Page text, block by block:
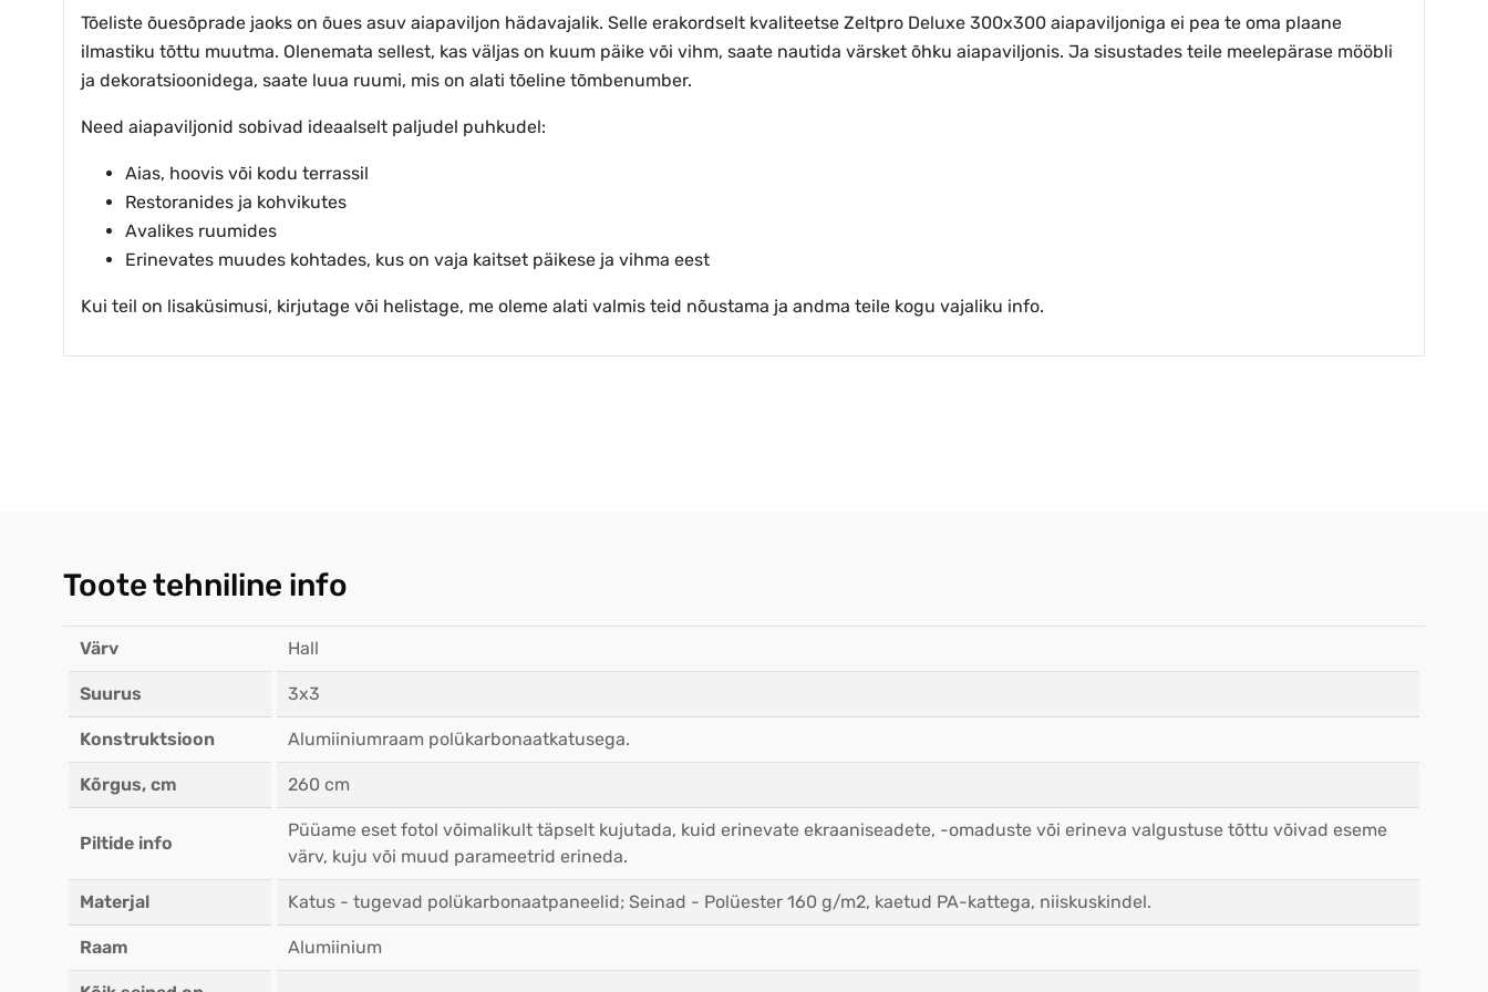
Tõeliste õuesõprade jaoks on õues asuv aiapaviljon hädavajalik. Selle erakordselt kvaliteetse Zeltpro Deluxe 300x300 aiapaviljoniga ei pea te oma plaane
ilmastiku tõttu muutma. Olenemata sellest, kas väljas on kuum päike või vihm, saate nautida värsket õhku aiapaviljonis. Ja sisustades teile meelepärase mööbli
ja dekoratsioonidega, saate luua ruumi, mis on alati tõeline tõmbenumber.
Need aiapaviljonid sobivad ideaalselt paljudel puhkudel:
Aias, hoovis või kodu terrassil
Restoranides ja kohvikutes
Avalikes ruumides
Erinevates muudes kohtades, kus on vaja kaitset päikese ja vihma eest
Kui teil on lisaküsimusi, kirjutage või helistage, me oleme alati valmis teid nõustama ja andma teile kogu vajaliku info.
Toote tehniline info
Värv Hall
Suurus 3x3
Konstruktsioon Alumiiniumraam polükarbonaatkatusega.
Kõrgus, cm 260 cm
Piltide info
Püüame eset fotol võimalikult täpselt kujutada, kuid erinevate ekraaniseadete, -omaduste või erineva valgustuse tõttu võivad eseme
värv, kuju või muud parameetrid erineda.
Materjal Katus - tugevad polükarbonaatpaneelid; Seinad - Polüester 160 g/m2, kaetud PA-kattega, niiskuskindel.
Raam Alumiinium